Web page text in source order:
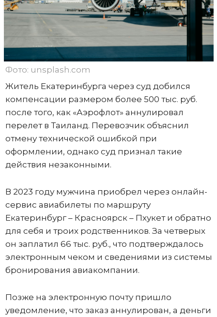
Фото: unsplash.com
Житель Екатеринбурга через суд добился
компенсации размером более 500 тыс. руб.
после того, как «Аэрофлот» аннулировал
перелет в Таиланд. Перевозчик объяснил
отмену технической ошибкой при
оформлении, однако суд признал такие
действия незаконными.
В 2023 году мужчина приобрел через онлайн-
сервис авиабилеты по маршруту
Екатеринбург – Красноярск – Пхукет и обратно
для себя и троих родственников. За четверых
он заплатил 66 тыс. руб., что подтверждалось
электронным чеком и сведениями из системы
бронирования авиакомпании.
Позже на электронную почту пришло
уведомление, что заказ аннулирован, а деньги